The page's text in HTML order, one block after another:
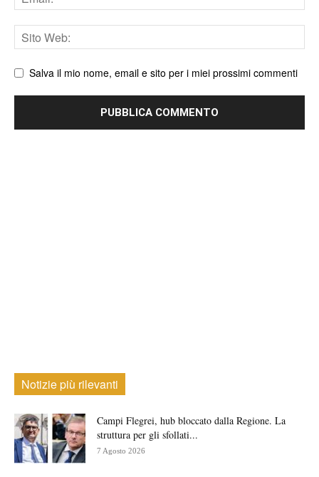
Sito
web
Salva il mio nome, email e sito per i miei prossimi commenti
Notizie più rilevanti
Campi Flegrei, hub bloccato dalla Regione. La
struttura per gli sfollati...
7 Agosto 2026